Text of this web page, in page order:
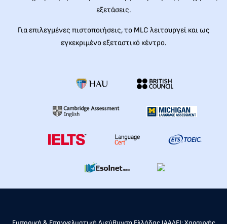
εξετάσεις.
Για επιλεγμένες πιστοποιήσεις, το MLC λειτουργεί και ως
εγκεκριμένο εξεταστικό κέντρο.